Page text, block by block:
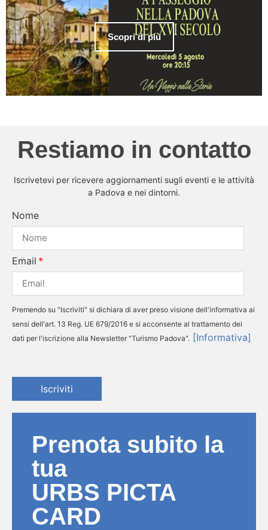
Scopri di più
Restiamo in contatto
Iscrivetevi per ricevere aggiornamenti sugli eventi e le attività
a Padova e nei dintorni.
Nome
Email
Premendo su "Iscriviti" si dichiara di aver preso visione dell'informativa ai
sensi dell'art. 13 Reg. UE 679/2016 e si acconsente al trattamento dei
dati per l'iscrizione alla Newsletter "Turismo Padova". [Informativa]
Iscriviti
Prenota subito la
tua
URBS PICTA
CARD